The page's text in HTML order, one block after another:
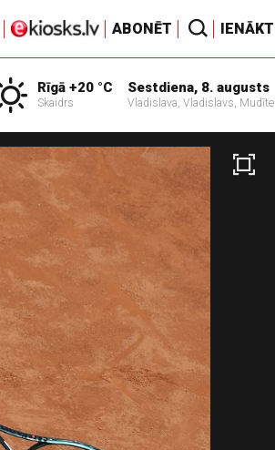
ABONĒT IENĀKT
Rīgā +20 °C
Skaidrs
Sestdiena, 8. augusts
Vladislava, Vladislavs, Mudīte